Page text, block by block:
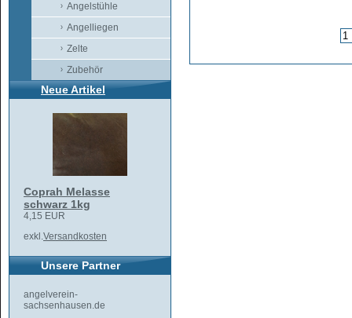
Angelstühle
Angelliegen
Zelte
Zubehör
Neue Artikel
Coprah Melasse
schwarz 1kg
4,15 EUR
exkl.Versandkosten
Unsere Partner
angelverein-
sachsenhausen.de